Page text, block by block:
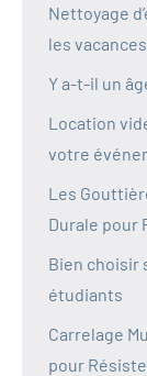
Nettoyage
les
Y a-t-il un
Location
votre
Les
Durale pour
Bien choisir
étudiants
Carrelage
pour